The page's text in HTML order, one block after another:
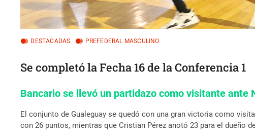
DESTACADAS PREFEDERAL MASCULINO
Se completó la Fecha 16 de la Conferencia 1
Bancario se llevó un partidazo como visitante ante
El conjunto de Gualeguay se quedó con una gran victoria como
con 26 puntos, mientras que Cristian Pérez anotó 23 para el dueño